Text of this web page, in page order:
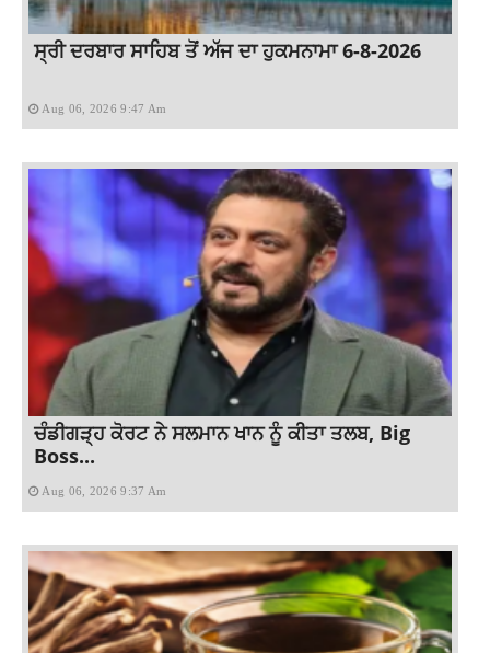
ਸ੍ਰੀ ਦਰਬਾਰ ਸਾਹਿਬ ਤੋਂ ਅੱਜ ਦਾ ਹੁਕਮਨਾਮਾ 6-8-2026
Aug 06, 2026 9:47 Am
ਚੰਡੀਗੜ੍ਹ ਕੋਰਟ ਨੇ ਸਲਮਾਨ ਖਾਨ ਨੂੰ ਕੀਤਾ ਤਲਬ, Big
Boss...
Aug 06, 2026 9:37 Am